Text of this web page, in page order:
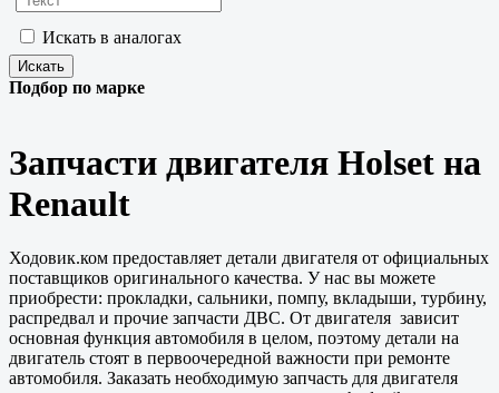
Искать в аналогах
Подбор по марке
Запчасти двигателя Holset на
Renault
Ходовик.ком предоставляет детали двигателя от официальных
поставщиков оригинального качества. У нас вы можете
приобрести: прокладки, сальники, помпу, вкладыши, турбину,
распредвал и прочие запчасти ДВС. От двигателя зависит
основная функция автомобиля в целом, поэтому детали на
двигатель стоят в первоочередной важности при ремонте
автомобиля. Заказать необходимую запчасть для двигателя